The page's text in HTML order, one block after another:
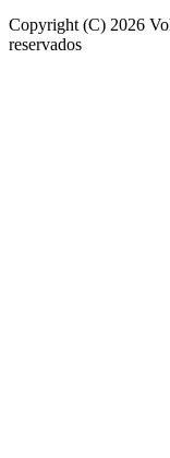
Copyright (C) 2026
reservados